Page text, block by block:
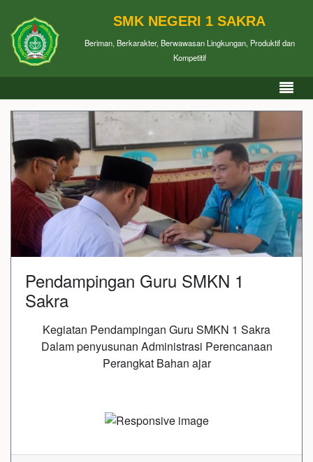
SMK NEGERI 1 SAKRA
Beriman, Berkarakter, Berwawasan Lingkungan, Produktif dan
Kompetitif
Pendampingan Guru SMKN 1
Sakra
Kegiatan Pendampingan Guru SMKN 1 Sakra
Dalam penyusunan Administrasi Perencanaan
Perangkat Bahan ajar